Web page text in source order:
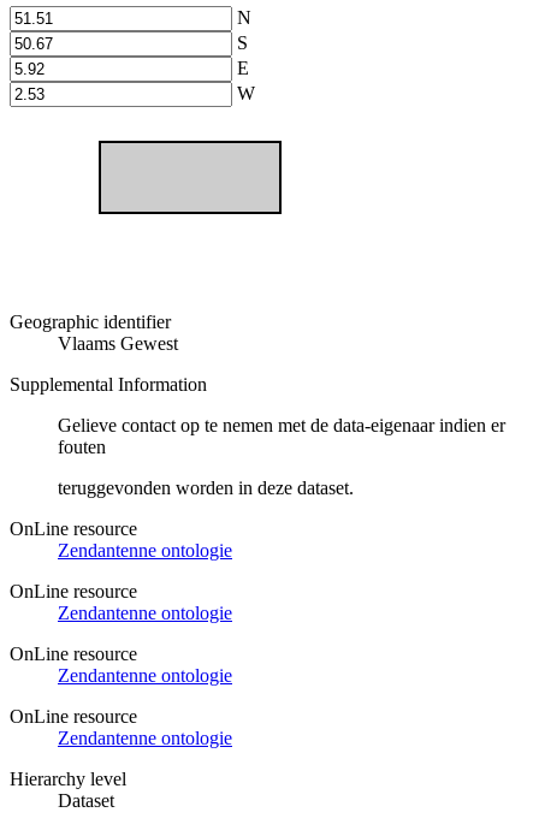
N
S
E
W
Geographic identifier
Vlaams Gewest
Supplemental Information
Gelieve contact op te nemen met de data-eigenaar indien er
fouten
teruggevonden worden in deze dataset.
OnLine resource
Zendantenne ontologie
OnLine resource
Zendantenne ontologie
OnLine resource
Zendantenne ontologie
OnLine resource
Zendantenne ontologie
Hierarchy level
Dataset